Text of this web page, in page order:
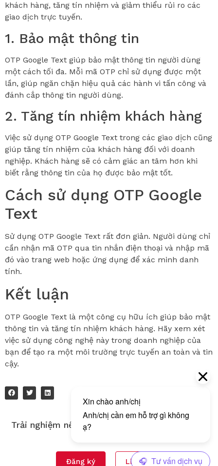
khách hàng, tăng tín nhiệm và giảm thiểu rủi ro các
giao dịch trực tuyến.
1. Bảo mật thông tin
OTP Google Text giúp bảo mật thông tin người dùng
một cách tối đa. Mỗi mã OTP chỉ sử dụng được một
lần, giúp ngăn chặn hiệu quả các hành vi tấn công và
đánh cắp thông tin người dùng.
2. Tăng tín nhiệm khách hàng
Việc sử dụng OTP Google Text trong các giao dịch cũng
giúp tăng tín nhiệm của khách hàng đối với doanh
nghiệp. Khách hàng sẽ có cảm giác an tâm hơn khi
biết rằng thông tin của họ được bảo mật tốt.
Cách sử dụng OTP Google
Text
Sử dụng OTP Google Text rất đơn giản. Người dùng chỉ
cần nhận mã OTP qua tin nhắn điện thoại và nhập mã
đó vào trang web hoặc ứng dụng để xác minh danh
tính.
Kết luận
OTP Google Text là một công cụ hữu ích giúp bảo mật
thông tin và tăng tín nhiệm khách hàng. Hãy xem xét
việc sử dụng công nghệ này trong doanh nghiệp của
bạn để tạo ra một môi trường trực tuyến an toàn và tin
cậy.
Trải nghiệm nền tảng gửi tin nhắn đa kênh của
Đăng ký Liên hệ